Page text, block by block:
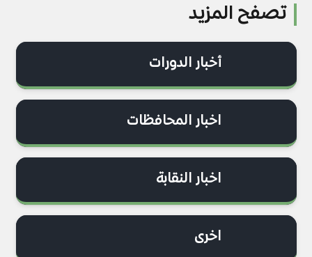
تصفح المزيد
أخبار الدورات
اخبار المحافظات
اخبار النقابة
اخرى